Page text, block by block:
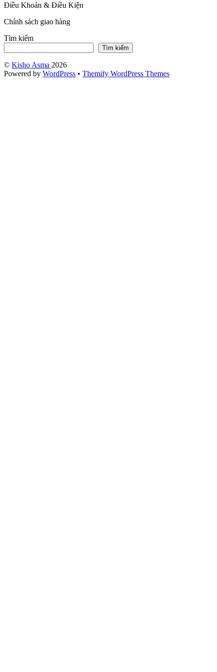
Điều Khoản & Điều Kiện
Chính sách giao hàng
Tìm kiếm
Tìm kiếm
© Kisho Asma 2026
Powered by WordPress • Themify WordPress Themes